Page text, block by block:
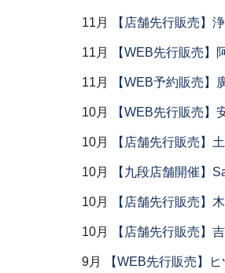
11月 【店舗先行販売】
11月 【WEB先行販売】
11月 【WEB予約販売】
10月 【WEB先行販売】
10月 【店舗先行販売】
10月 【九段店舗開催】
10月 【店舗先行販売】
10月 【店舗先行販売】
9月 【WEB先行販売】